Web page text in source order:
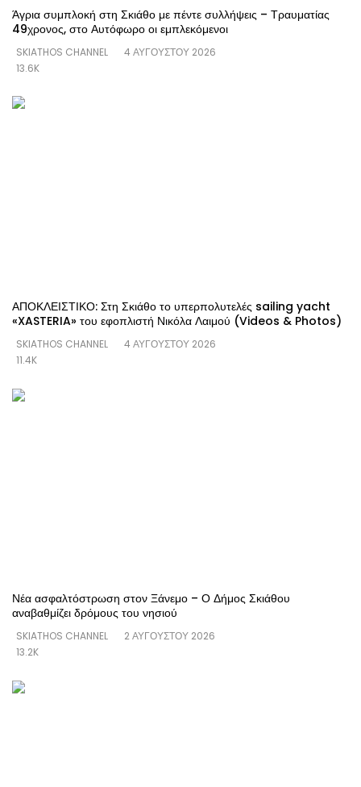
Άγρια συμπλοκή στη Σκιάθο με πέντε συλλήψεις – Τραυματίας
49χρονος, στο Αυτόφωρο οι εμπλεκόμενοι
SKIATHOS CHANNEL
4 ΑΥΓΟΎΣΤΟΥ 2026
13.6K
ΑΠΟΚΛΕΙΣΤΙΚΟ: Στη Σκιάθο το υπερπολυτελές sailing yacht
«XASTERIA» του εφοπλιστή Νικόλα Λαιμού (Videos & Photos)
SKIATHOS CHANNEL
4 ΑΥΓΟΎΣΤΟΥ 2026
11.4K
Νέα ασφαλτόστρωση στον Ξάνεμο – Ο Δήμος Σκιάθου
αναβαθμίζει δρόμους του νησιού
SKIATHOS CHANNEL
2 ΑΥΓΟΎΣΤΟΥ 2026
13.2K